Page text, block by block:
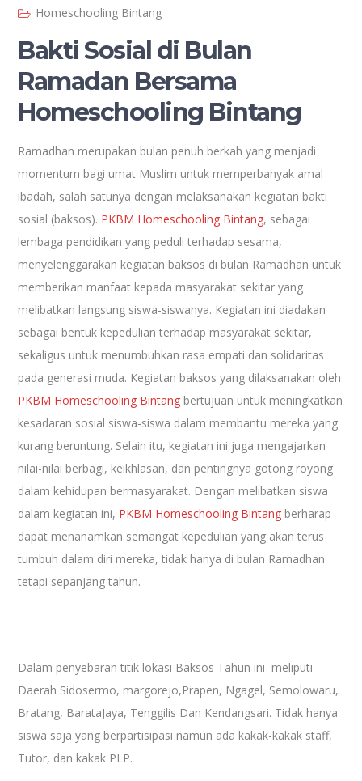
Homeschooling Bintang
Bakti Sosial di Bulan
Ramadan Bersama
Homeschooling Bintang
Ramadhan merupakan bulan penuh berkah yang menjadi
momentum bagi umat Muslim untuk memperbanyak amal
ibadah, salah satunya dengan melaksanakan kegiatan bakti
sosial (baksos). PKBM Homeschooling Bintang, sebagai
lembaga pendidikan yang peduli terhadap sesama,
menyelenggarakan kegiatan baksos di bulan Ramadhan untuk
memberikan manfaat kepada masyarakat sekitar yang
melibatkan langsung siswa-siswanya. Kegiatan ini diadakan
sebagai bentuk kepedulian terhadap masyarakat sekitar,
sekaligus untuk menumbuhkan rasa empati dan solidaritas
pada generasi muda. Kegiatan baksos yang dilaksanakan oleh
PKBM Homeschooling Bintang bertujuan untuk meningkatkan
kesadaran sosial siswa-siswa dalam membantu mereka yang
kurang beruntung. Selain itu, kegiatan ini juga mengajarkan
nilai-nilai berbagi, keikhlasan, dan pentingnya gotong royong
dalam kehidupan bermasyarakat. Dengan melibatkan siswa
dalam kegiatan ini, PKBM Homeschooling Bintang berharap
dapat menanamkan semangat kepedulian yang akan terus
tumbuh dalam diri mereka, tidak hanya di bulan Ramadhan
tetapi sepanjang tahun.
Dalam penyebaran titik lokasi Baksos Tahun ini meliputi
Daerah Sidosermo, margorejo,Prapen, Ngagel, Semolowaru,
Bratang, BarataJaya, Tenggilis Dan Kendangsari. Tidak hanya
siswa saja yang berpartisipasi namun ada kakak-kakak staff,
Tutor, dan kakak PLP.